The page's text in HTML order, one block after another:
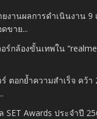
ยงานผลการดำเนินงาน 9
ขาย...
ร์กล้องขั้นเทพใน
ตอกย้ำความสำเร็จ คว้า
SET Awards ประจำปี